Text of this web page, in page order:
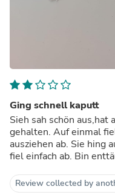
Ging schnell kaputt
Sieh sah schön
gehalten. Auf einmal fiel sie nach dem Strickjacke
ausziehen ab. Sie hing
fiel einfach ab. Bin
Review collected by